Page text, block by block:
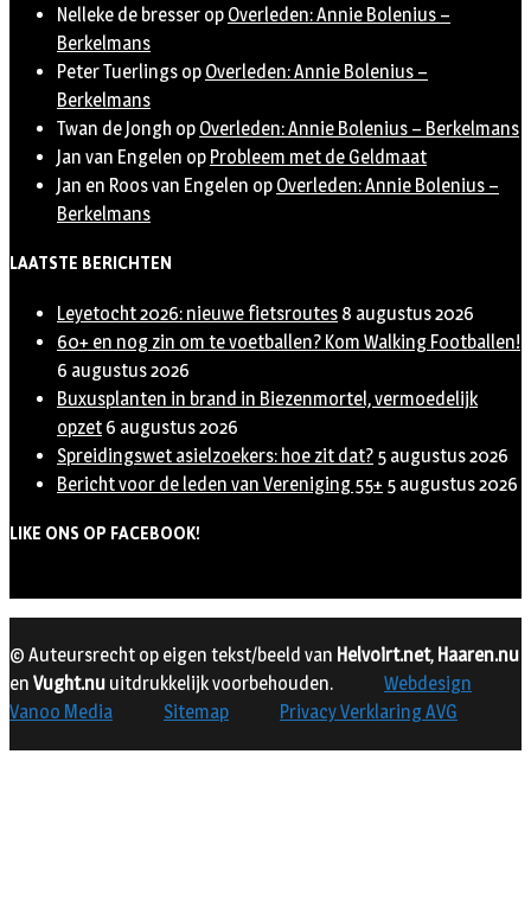
Nelleke de bresser op Overleden: Annie Bolenius –
Berkelmans
Peter Tuerlings op Overleden: Annie Bolenius –
Berkelmans
Twan de Jongh op Overleden: Annie Bolenius – Berkelmans
Jan van Engelen op Probleem met de Geldmaat
Jan en Roos van Engelen op Overleden: Annie Bolenius –
Berkelmans
LAATSTE BERICHTEN
Leyetocht 2026: nieuwe fietsroutes 8 augustus 2026
60+ en nog zin om te voetballen? Kom Walking Footballen!
6 augustus 2026
Buxusplanten in brand in Biezenmortel, vermoedelijk
opzet 6 augustus 2026
Spreidingswet asielzoekers: hoe zit dat? 5 augustus 2026
Bericht voor de leden van Vereniging 55+ 5 augustus 2026
LIKE ONS OP FACEBOOK!
© Auteursrecht op eigen tekst/beeld van Helvoirt.net, Haaren.nu
en Vught.nu uitdrukkelijk voorbehouden.
Webdesign
Vanoo Media
Sitemap Privacy Verklaring AVG